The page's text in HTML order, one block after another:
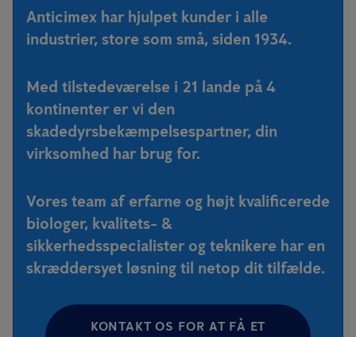
Anticimex har hjulpet kunder i alle
industrier, store som små, siden 1934.
Med tilstedeværelse i 21 lande på 4
kontinenter er vi den
skadedyrsbekæmpelsespartner, din
virksomhed har brug for.
Vores team af erfarne og højt kvalificerede
biologer, kvalitets- &
sikkerhedsspecialister og teknikere har en
skræddersyet løsning til netop dit tilfælde.
KONTAKT OS FOR AT FÅ ET